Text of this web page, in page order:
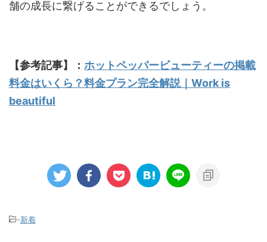
舗の成長に繋げることができるでしょう。
【参考記事】： ホットペッパービューティーの掲載
料金はいくら？料金プラン完全解説｜Work is
beautiful
-新着